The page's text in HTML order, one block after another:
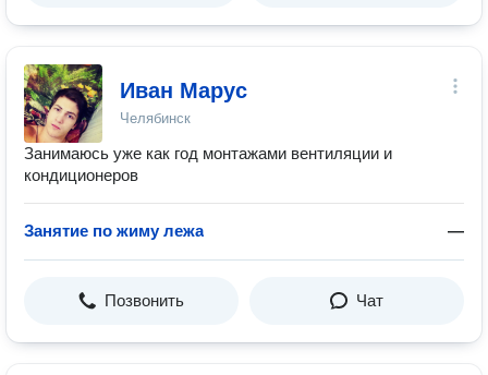
Иван Марус
Челябинск
Занимаюсь уже как год монтажами вентиляции и
кондиционеров
Занятие по жиму лежа —
Позвонить Чат